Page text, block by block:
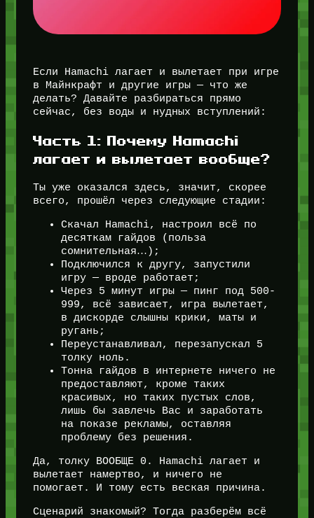
Если Hamachi лагает и вылетает при игре
в Майнкрафт и другие игры — что же
делать? Давайте разбираться прямо
сейчас, без воды и нудных вступлений:
Часть 1: Почему Hamachi
лагает и вылетает вообще?
Ты уже оказался здесь, значит, скорее
всего, прошёл через следующие стадии:
Скачал Hamachi, настроил всё по
десяткам гайдов (польза
сомнительная…);
Подключился к другу, запустили
игру — вроде работает;
Через 5 минут игры — пинг под 500-
999, всё зависает, игра вылетает,
в дискорде слышны крики, маты и
ругань;
Переустанавливал, перезапускал 5
толку ноль.
Тонна гайдов в интернете ничего не
предоставляют, кроме таких
красивых, но таких пустых слов,
лишь бы завлечь Вас и заработать
на показе рекламы, оставляя
проблему без решения.
Да, толку ВООБЩЕ 0. Hamachi лагает и
вылетает намертво, и ничего не
помогает. И тому есть веская причина.
Сценарий знакомый? Тогда разберём всё